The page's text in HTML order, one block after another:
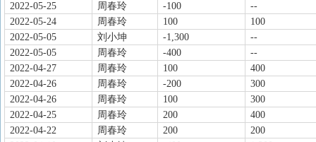
2026-01-01
资本运作
为满足公司“十五五”市场规划需求,
施年产2.2万吨酵母生产线扩建项目
和安琪酵母(滨州)有限公司以同比例
俄罗斯公司资本金将达到4.5亿元。
2025-12-31
股东大会
于2025-12-31召开2025年第五次临时
2025-12-16
对外担保
对湖北福优农业科技有限公司进行担
2025-11-22
资本运作
为保障后续建设发展用地需求,安琪
2022-05-25
周春玲 -100
--
2022-05-24
周春玲 100
100
2022-05-05
刘小坤 -1,300
--
2022-05-05
周春玲 -400
--
2022-04-27
周春玲 100
400
2022-04-26
周春玲 -200
300
2022-04-26
周春玲 100
300
2022-04-25
周春玲 200
400
2022-04-22
周春玲 200
200